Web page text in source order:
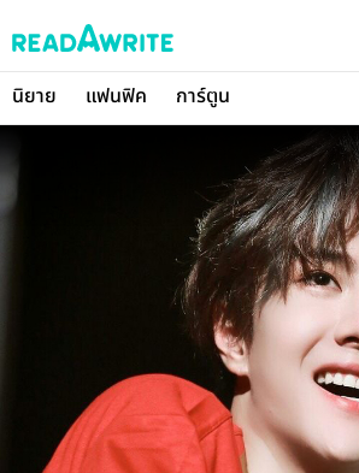
นิยาย แฟนฟิค การ์ตูน